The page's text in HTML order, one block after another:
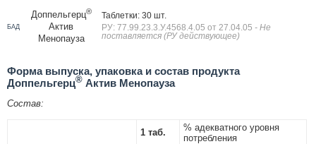
БАД
Доппельгерц®
Актив
Менопауза
Таблетки: 30 шт.
РУ: 77.99.23.3.У.4568.4.05 от 27.04.05 - Не
поставляется (РУ действующее)
Форма выпуска, упаковка и состав продукта
Доппельгерц® Актив Менопауза
Состав:
1 таб.
% адекватного уровня
потребления